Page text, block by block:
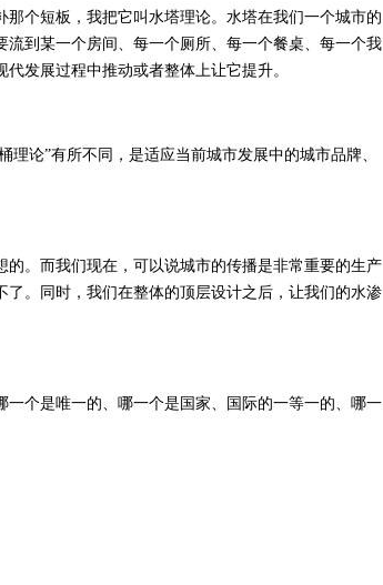
个短板，我把它叫水塔理论。水塔在我们一个城市的
到某一个房间、每一个厕所、每一个餐桌、每一个我
发展过程中推动或者整体上让它提升。
论”有所不同，是适应当前城市发展中的城市品牌、
。而我们现在，可以说城市的传播是非常重要的生产
。同时，我们在整体的顶层设计之后，让我们的水渗
个是唯一的、哪一个是国家、国际的一等一的、哪一